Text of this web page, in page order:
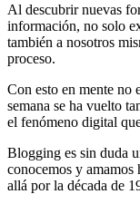
Al descubrir nuevas
información, no solo
también a nosotros
proceso.
Con esto en mente no
semana se ha vuelto
el fenómeno digital
Blogging es sin duda
conocemos y amamos
allá por la década de